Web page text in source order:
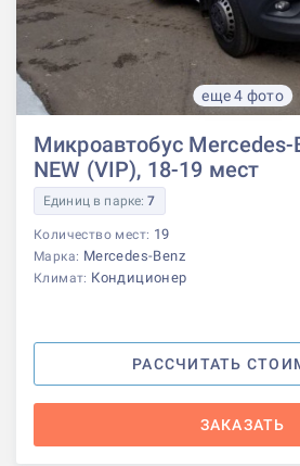
еще 4 фото
Микроавтобус
NEW (VIP), 18-19 мест
Единиц в парке:7
Количество мест: 19
Марка: Mercedes-Benz
Климат: Кондиционер
РАССЧИТАТЬ
ЗАКАЗАТЬ